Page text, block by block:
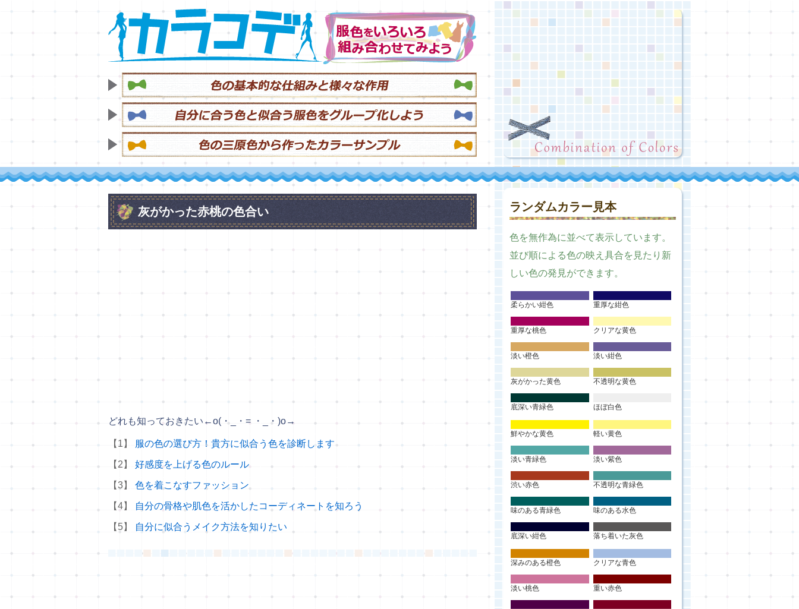
灰がかった赤桃の色合い
どれも知っておきたい ←o(・_・= ・_・)o→
【1】 服の色の選び方！貴方に似合う色を診断します
【2】 好感度を上げる色のルール
【3】 色を着こなすファッション
【4】 自分の骨格や肌色を活かしたコーディネートを知ろう
【5】 自分に似合うメイク方法を知りたい
ランダムカラー見本
色を無作為に並べて表示しています。
並び順による色の映え具合を見たり新
しい色の発見ができます。
柔らかい紺色 重厚な紺色
重厚な桃色 クリアな黄色
淡い橙色 淡い紺色
灰がかった黄色 不透明な黄色
底深い青緑色 ほぼ白色
鮮やかな黄色 軽い黄色
淡い青緑色 淡い紫色
渋い赤色 不透明な青緑色
味のある青緑色 味のある水色
底深い紺色 落ち着いた灰色
深みのある橙色 クリアな青色
淡い桃色 重い赤色